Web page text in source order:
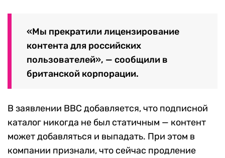
«Мы прекратили лицензирование
контента для российских
пользователей», — сообщили в
британской корпорации.
В заявлении BBC добавляется, что подписной
каталог никогда не был статичным — контент
может добавляться и выпадать. При этом в
компании признали, что сейчас продление